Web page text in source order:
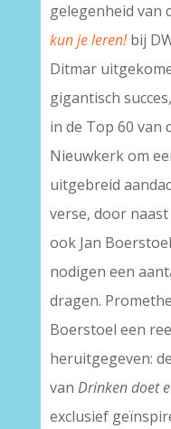
gelegenheid van
kun je leren!bij
Ditmar
gigantisch
in de Top 60 van
Nieuwkerk om
uitgebreid
verse, door
ook Jan
nodigen een
dragen.
Boerstoel een
heruitgegeven:
van Drinken doet
exclusief